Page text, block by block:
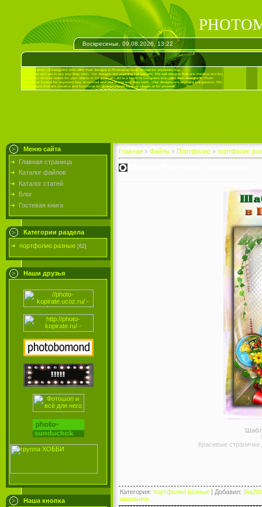
Воскресенье, 09.08.2026, 13:22
Меню сайта
Главная страница
Каталог файлов
Каталог статей
Блог
Гостевая книга
Категории раздела
портфолио разные [62]
Наши друзья
Наша кнопка
Главная » Файлы » Портфолио » портфолио
Красивые
Категория: портфолио разные | Добавил:
школьное